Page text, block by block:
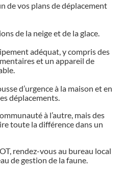
de vos plans de déplacement
de la neige et de la glace.
adéquat, y compris des
et un appareil de
d’urgence à la maison et en
déplacements.
à l’autre, mais des
toute la différence dans un
rendez-vous au bureau local
de gestion de la faune.